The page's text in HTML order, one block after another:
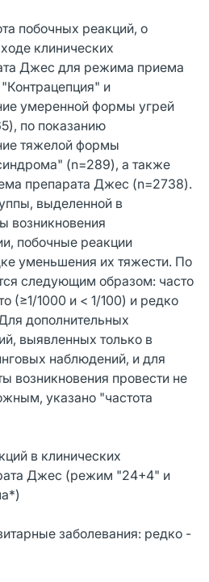
побочных реакций, о
клинических
Джес для режима приема
и
умеренной формы угрей
по показанию
тяжелой формы
(n=289), а также
препарата Джес (n=2738).
выделенной в
возникновения
побочные реакции
уменьшения их тяжести. По
следующим образом: часто
(≥1/1000 и < 1/100) и редко
дополнительных
выявленных только в
наблюдений, и для
возникновения провести не
указано "частота
в клинических
Джес (режим "24+4" и
заболевания: редко -